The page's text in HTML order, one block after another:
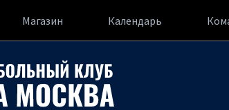
Магазин Календарь